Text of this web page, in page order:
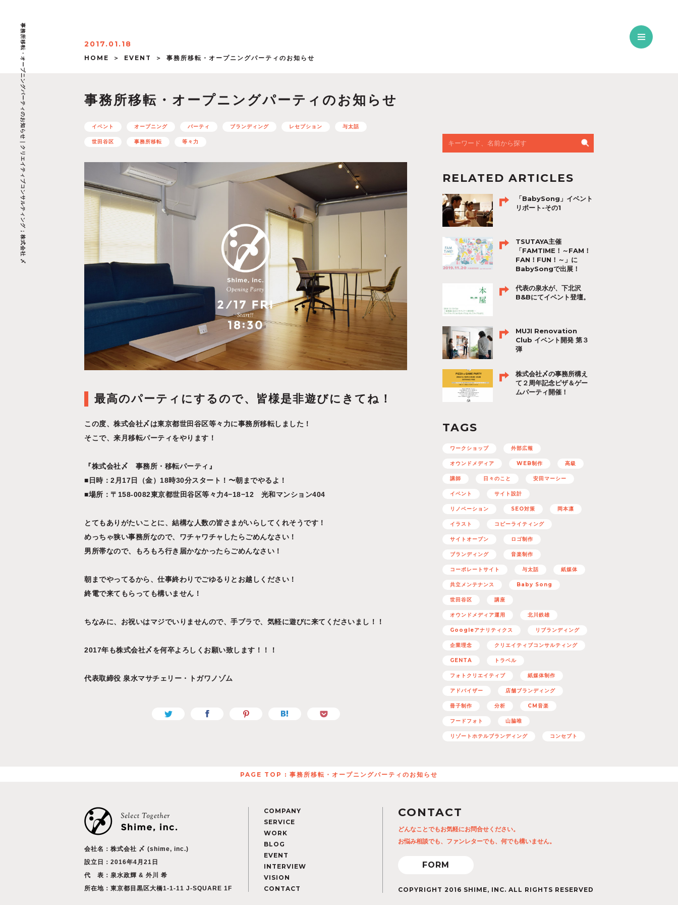
事務所移転・オープニングパーティのお知らせ｜クリエイティブコンサルティング ; 株式会社 〆 2017.01.18
HOME EVENT 事務所移転・オープニングパーティのお知らせ
事務所移転・オープニングパーティのお知らせ
イベント オープニング パーティ ブランディング レセプション 与太話
世田谷区 事務所移転 等々力
最高のパーティにするので、皆様是非遊びにきてね！
この度、株式会社〆は東京都世田谷区等々力に事務所移転しました！
そこで、来月移転パーティをやります！
『株式会社〆 事務所・移転パーティ』
■日時：2月17日（金）18時30分スタート！〜朝までやるよ！
■場所：〒158-0082東京都世田谷区等々力4−18−12 光和マンション404
とてもありがたいことに、結構な人数の皆さまがいらしてくれそうです！
めっちゃ狭い事務所なので、ワチャワチャしたらごめんなさい！
男所帯なので、もろもろ行き届かなかったらごめんなさい！
朝までやってるから、仕事終わりでごゆるりとお越しください！
終電で来てもらっても構いません！
ちなみに、お祝いはマジでいりませんので、手ブラで、気軽に遊びに来てくださいまし！！
2017年も株式会社〆を何卒よろしくお願い致します！！！
代表取締役 泉水マサチェリー・トガワノゾム
RELATED ARTICLES
「BabySong」イベント
リポート-その1
TSUTAYA主催
「FAMTIME！～FAM！
FAN！FUN！～」に
BabySongで出展！
代表の泉水が、下北沢
B&Bにてイベント登壇。
MUJI Renovation
Club イベント開発 第３
弾
株式会社〆の事務所構え
て２周年記念ピザ＆ゲー
ムパーティ開催！
TAGS
ワークショップ 外部広報
オウンドメディア WEB制作 高級
講師 日々のこと 安田マーシー
イベント サイト設計
リノベーション SEO対策 岡本凛
イラスト コピーライティング
サイトオープン ロゴ制作
ブランディング 音楽制作
コーポレートサイト 与太話 紙媒体
共立メンテナンス Baby Song
世田谷区 講座
オウンドメディア運用 北川鉄雄
Googleアナリティクス リブランディング
企業理念 クリエイティブコンサルティング
GENTA トラベル
フォトクリエイティブ 紙媒体制作
アドバイザー 店舗ブランディング
冊子制作 分析 CM音楽
フードフォト 山脇唯
リゾートホテルブランディング コンセプト
PAGE TOP : 事務所移転・オープニングパーティのお知らせ
会社名：株式会社 〆 (shime, inc.)
設立日：2016年4月21日
代 表：泉水政輝 & 外川 希
所在地：東京都目黒区大橋1-1-11 J-SQUARE 1F
COMPANY
SERVICE
WORK
BLOG
EVENT
INTERVIEW
VISION
CONTACT
CONTACT
どんなことでもお気軽にお問合せください。
お悩み相談でも、ファンレターでも、何でも構いません。
FORM
COPYRIGHT 2016 SHIME, INC. ALL RIGHTS RESERVED